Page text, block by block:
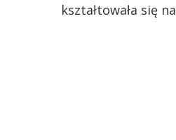
kształtowała się